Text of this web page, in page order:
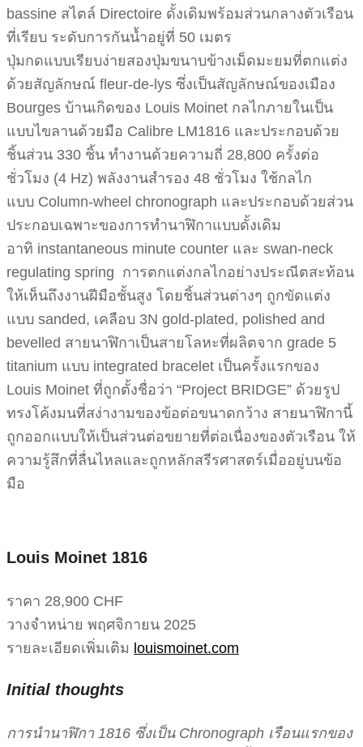
bassine สไตล์ Directoire ดั้งเดิมพร้อมส่วนกลางตัวเรือน
ที่เรียบ ระดับการกันน้ำอยู่ที่ 50 เมตร
ปุ่มกดแบบเรียบง่ายสองปุ่มขนาบข้างเม็ดมะยมที่ตกแต่ง
ด้วยสัญลักษณ์ fleur-de-lys ซึ่งเป็นสัญลักษณ์ของเมือง
Bourges บ้านเกิดของ Louis Moinet กลไกภายในเป็น
แบบไขลานด้วยมือ Calibre LM1816 และประกอบด้วย
ชิ้นส่วน 330 ชิ้น ทำงานด้วยความถี่ 28,800 ครั้งต่อ
ชั่วโมง (4 Hz) พลังงานสำรอง 48 ชั่วโมง ใช้กลไก
แบบ Column-wheel chronograph และประกอบด้วยส่วน
ประกอบเฉพาะของการทำนาฬิกาแบบดั้งเดิม
อาทิ instantaneous minute counter และ swan-neck
regulating spring การตกแต่งกลไกอย่างประณีตสะท้อน
ให้เห็นถึงงานฝีมือชั้นสูง โดยชิ้นส่วนต่างๆ ถูกขัดแต่ง
แบบ sanded, เคลือบ 3N gold-plated, polished and
bevelled สายนาฬิกาเป็นสายโลหะที่ผลิตจาก grade 5
titanium แบบ integrated bracelet เป็นครั้งแรกของ
Louis Moinet ที่ถูกตั้งชื่อว่า “Project BRIDGE” ด้วยรูป
ทรงโค้งมนที่สง่างามของข้อต่อขนาดกว้าง สายนาฬิกานี้
ถูกออกแบบให้เป็นส่วนต่อขยายที่ต่อเนื่องของตัวเรือน ให้
ความรู้สึกที่ลื่นไหลและถูกหลักสรีรศาสตร์เมื่ออยู่บนข้อ
มือ
Louis Moinet 1816
ราคา 28,900 CHF
วางจำหน่าย พฤศจิกายน 2025
รายละเอียดเพิ่มเติม louismoinet.com
Initial thoughts
การนำนาฬิกา 1816 ซึ่งเป็น Chronograph เรือนแรกของ